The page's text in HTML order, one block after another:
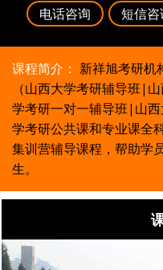
电话咨询 短信咨
课程简介： 新祥旭考研机
（山西大学考研辅导班|
学考研一对一辅导班|山
学考研公共课和专业课全
集训营辅导课程，帮助学
生。